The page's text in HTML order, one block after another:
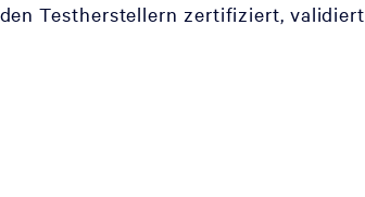
Testherstellern zertifiziert, validiert